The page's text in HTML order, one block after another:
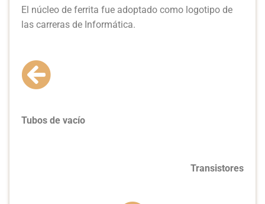
El núcleo de ferrita fue adoptado como logotipo de
las carreras de Informática.
Tubos de vacío
Transistores